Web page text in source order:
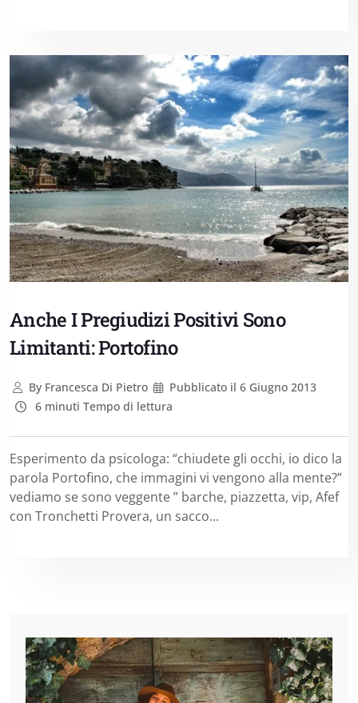
Anche I Pregiudizi Positivi Sono
Limitanti: Portofino
ByFrancesca Di Pietro Pubblicato il 6 Giugno 2013
6 minuti Tempo di lettura
Esperimento da psicologa: “chiudete gli occhi, io dico la
parola Portofino, che immagini vi vengono alla mente?”
vediamo se sono veggente ” barche, piazzetta, vip, Afef
con Tronchetti Provera, un sacco...